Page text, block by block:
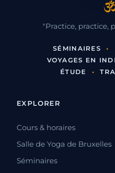
"Practice, practice,
SÉMINAIRES •
VOYAGES EN
ÉTUDE
•
EXPLORER
Cours & horaires
Salle de Yoga de Bruxelles
Séminaires